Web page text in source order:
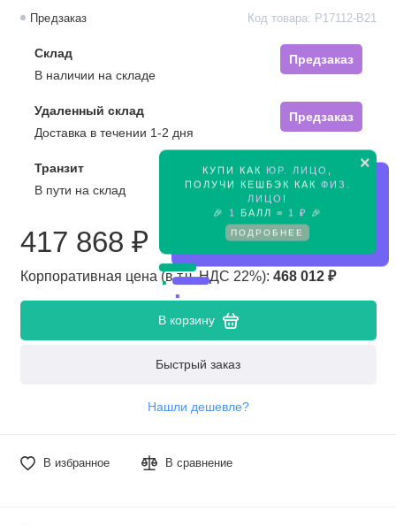
×
КУПИ КАК ЮР. ЛИЦО
ПОЛУЧИ КЕШБЭК КАК ФИЗ.
ЛИЦО !
🎉
1 БАЛЛ = 1 ₽ 🎉
ПОДРОБНЕЕ
Предзаказ Код товара: P17112-B21
Склад
Предзаказ
В наличии на складе
Удаленный склад
Предзаказ
Доставка в течении 1-2 дня
Транзит
Предзаказ
В пути на склад
417 868 ₽
Корпоративная цена (в т.ч. НДС 22%): 468 012 ₽
В корзину
Быстрый заказ
Нашли дешевле?
В избранное В сравнение